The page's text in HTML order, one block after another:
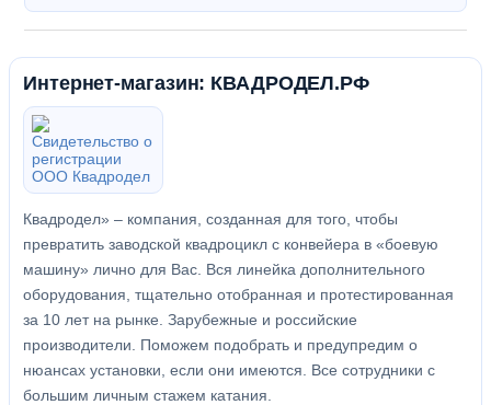
Интернет-магазин: КВАДРОДЕЛ.РФ
Квадродел» – компания, созданная для того, чтобы
превратить заводской квадроцикл с конвейера в «боевую
машину» лично для Вас. Вся линейка дополнительного
оборудования, тщательно отобранная и протестированная
за 10 лет на рынке. Зарубежные и российские
производители. Поможем подобрать и предупредим о
нюансах установки, если они имеются. Все сотрудники с
большим личным стажем катания.